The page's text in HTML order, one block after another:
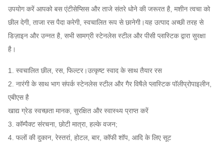
उपयोग करें आपको बस एंटीसेप्सिस और ताजे संतरे धोने की जरूरत है, मशीन त्वचा को
छील देगी, ताजा रस पैदा करेगी, स्वचालित रूप से छानेगी।यह उत्पाद अच्छी तरह से
डिज़ाइन और उन्नत है, सभी सामग्री स्टेनलेस स्टील और पीसी प्लास्टिक द्वारा सुरक्षा
है।
1. स्वचालित छील, रस, फिल्टर।उत्कृष्ट स्वाद के साथ तैयार रस
2. नारंगी के साथ भाग संपर्क स्टेनलेस स्टील और गैर विषैले प्लास्टिक पॉलीप्रोपाइलीन,
एबीएस है
खाद्य ग्रेड स्वच्छता मानक, सुरक्षित और स्वास्थ्य प्राप्त करें
3. कॉम्पैक्ट संरचना, छोटी मात्रा, हल्के वजन;
4. फलों की दुकान, रेस्तरां, होटल, बार, कॉफी शॉप, आदि के लिए सूट